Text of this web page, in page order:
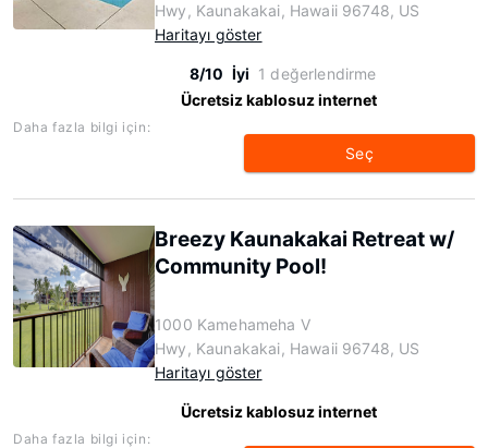
Hwy, Kaunakakai, Hawaii 96748, US
Haritayı göster
8/10 İyi 1 değerlendirme
Ücretsiz kablosuz internet
Daha fazla bilgi için:
Seç
Breezy Kaunakakai Retreat w/
Community Pool!
1000 Kamehameha V
Hwy, Kaunakakai, Hawaii 96748, US
Haritayı göster
Ücretsiz kablosuz internet
Daha fazla bilgi için: